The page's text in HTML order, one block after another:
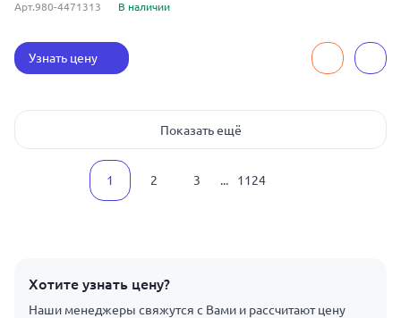
Арт.980-4471313 В наличии
Узнать цену
Показать ещё
1 2 3 ... 1124
Хотите узнать цену?
Наши менеджеры свяжутся с Вами и рассчитают цену